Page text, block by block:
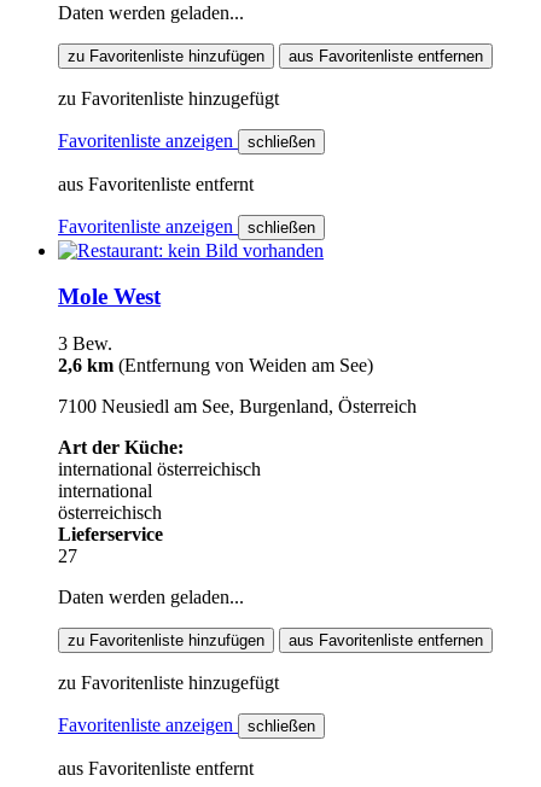
Daten werden geladen...
zu Favoritenliste hinzufügen aus Favoritenliste entfernen
zu Favoritenliste hinzugefügt
Favoritenliste anzeigen schließen
aus Favoritenliste entfernt
Favoritenliste anzeigen schließen
Mole West
3 Bew.
2,6 km (Entfernung von Weiden am See)
7100 Neusiedl am See, Burgenland, Österreich
Art der Küche:
international österreichisch
international
österreichisch
Lieferservice
27
Daten werden geladen...
zu Favoritenliste hinzufügen aus Favoritenliste entfernen
zu Favoritenliste hinzugefügt
Favoritenliste anzeigen schließen
aus Favoritenliste entfernt